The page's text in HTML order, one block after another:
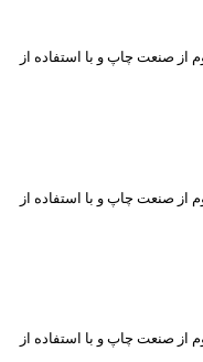
از صنعت چاپ و با استفاده از
از صنعت چاپ و با استفاده از
از صنعت چاپ و با استفاده از